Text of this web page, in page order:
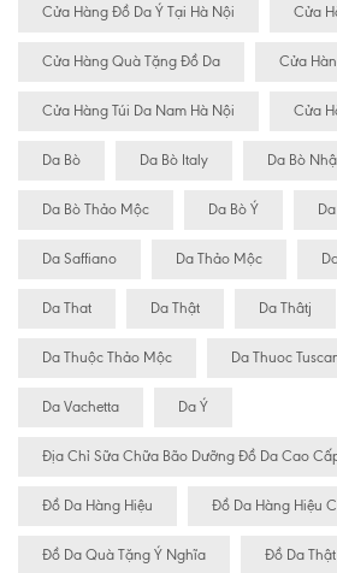
Cửa Hàng Đồ Da Ý Tại Hà Nội Cửa
Cửa Hàng Quà Tặng Đồ Da Cửa
Cửa Hàng Túi Da Nam Hà Nội Cửa
Da Bò Da Bò Italy Da Bò
Da Bò Thảo Mộc Da Bò Ý
Da Saffiano Da Thảo Mộc
Da That Da Thật Da Thâtj
Da Thuộc Thảo Mộc Da Thuoc
Da Vachetta Da Ý
Địa Chỉ Sữa Chữa Bão Dưỡng Đồ Da Cao
Đồ Da Hàng Hiệu Đồ Da Hàng Hiệu
Đồ Da Quà Tặng Ý Nghĩa Đồ Da Thật